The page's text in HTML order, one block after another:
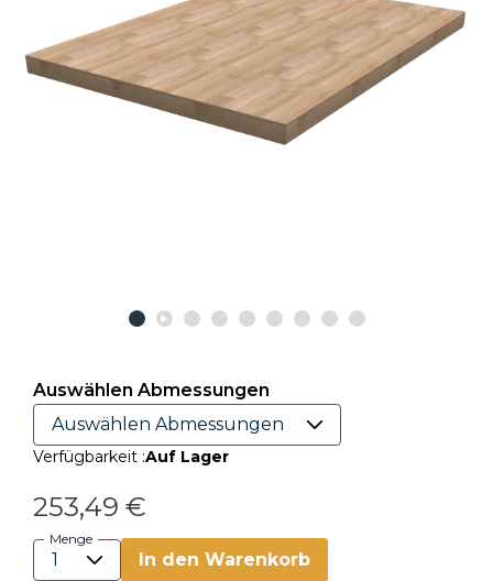
Auswählen Abmessungen
Verfügbarkeit :Auf Lager
253,49 €
Menge
In den Warenkorb